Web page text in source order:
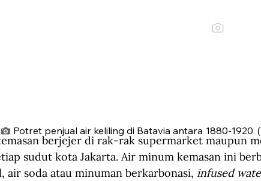
Potret penjual air keliling di Batavia antara 1880-1920.
berjejer di rak-rak supermarket maupun
sudut kota Jakarta. Air minum kemasan ini
air soda atau minuman berkarbonasi, infused